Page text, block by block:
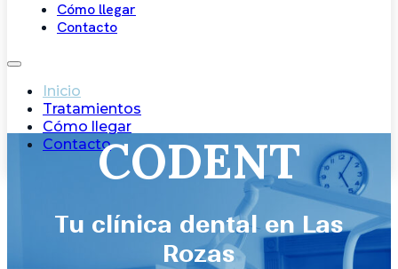
Cómo llegar
Contacto
Inicio
Tratamientos
Cómo llegar
ContactoCODENT
Tu clínica dental en Las
Rozas